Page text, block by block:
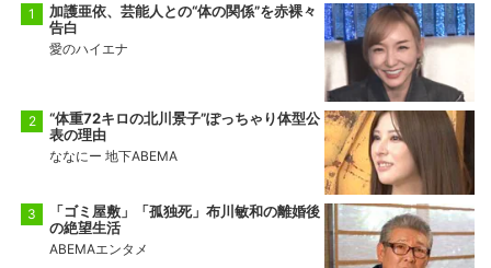
加護亜依、芸能人との“体の関係”を赤裸々
告白
愛のハイエナ
“体重72キロの北川景子”ぽっちゃり体型公
表の理由
ななにー 地下ABEMA
「ゴミ屋敷」「孤独死」布川敏和の離婚後
の絶望生活
ABEMAエンタメ